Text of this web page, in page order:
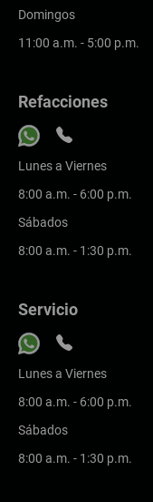
Domingos
11:00 a.m. - 5:00 p.m.
Refacciones
Lunes a Viernes
8:00 a.m. - 6:00 p.m.
Sábados
8:00 a.m. - 1:30 p.m.
Servicio
Lunes a Viernes
8:00 a.m. - 6:00 p.m.
Sábados
8:00 a.m. - 1:30 p.m.